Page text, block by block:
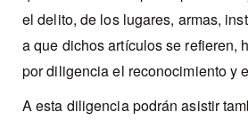
el delito, de los lugares, armas,
a que dichos artículos se refieren,
por diligencia el reconocimiento y
A esta diligencia podrán asistir